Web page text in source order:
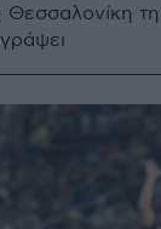
Θεσσαλονίκη